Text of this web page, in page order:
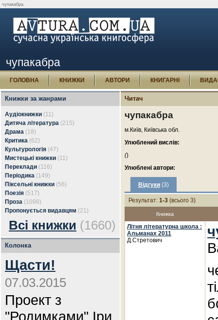
чупакабра.
чупакабра
ГОЛОВНА КНИЖКИ АВТОРИ КНИГАРНІ
Книжки за жанрами
Аудіокнижки (11)
Дитяча література (215)
Драма (18)
Критика (62)
Культурологія (47)
Мистецькі книжки (11)
Переклади (116)
Періодика (149)
Піксельні книжки (56)
Поезія (517)
Проза (1098)
Пропонується видавцям (21)
Всі книжки (1660)
Колонка
Щасти!
07.03.2015
Проект з
"Родимками" Іри
Читач
чупакабра
м.Київ, Київська обл.
Улюблений вислів:
()
Улюблені автори:
Відгуки (3)
Результат: 1-3 (всього 3)
Книжка
Літня літературна школа :
Альманах 2011
Д.Стретович